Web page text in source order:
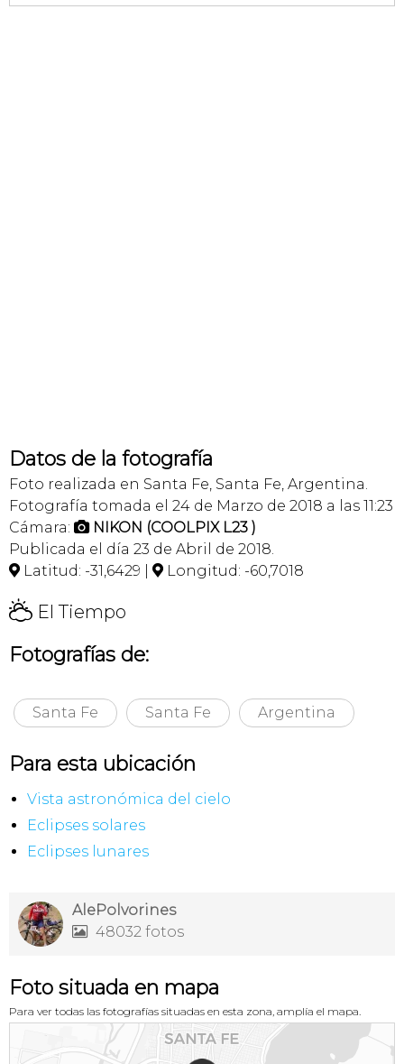
Datos de la fotografía
Foto realizada en Santa Fe, Santa Fe, Argentina.
Fotografía tomada el 24 de Marzo de 2018 a las 11:23
Cámara:  NIKON (COOLPIX L23 )
Publicada el día 23 de Abril de 2018.
 Latitud: -31,6429 |  Longitud: -60,7018
H El Tiempo
Fotografías de:
Santa Fe Santa Fe Argentina
Para esta ubicación
Vista astronómica del cielo
Eclipses solares
Eclipses lunares
AlePolvorines
 48032 fotos
Foto situada en mapa
Para ver todas las fotografías situadas en esta zona, amplía el mapa.